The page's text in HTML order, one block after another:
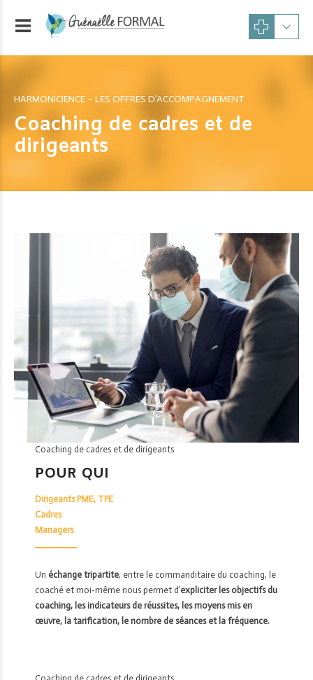
HARMONICIENCE – LES OFFRES D’ACCOMPAGNEMENT
Coaching de cadres et de
dirigeants
Coaching de cadres et de dirigeants
POUR QUI
Dirigeants PME, TPE
Cadres
Managers
Un échange tripartite, entre le commanditaire du coaching, le
coaché et moi-même nous permet d’expliciter les objectifs du
coaching, les indicateurs de réussites, les moyens mis en
œuvre, la tarification, le nombre de séances et la fréquence.